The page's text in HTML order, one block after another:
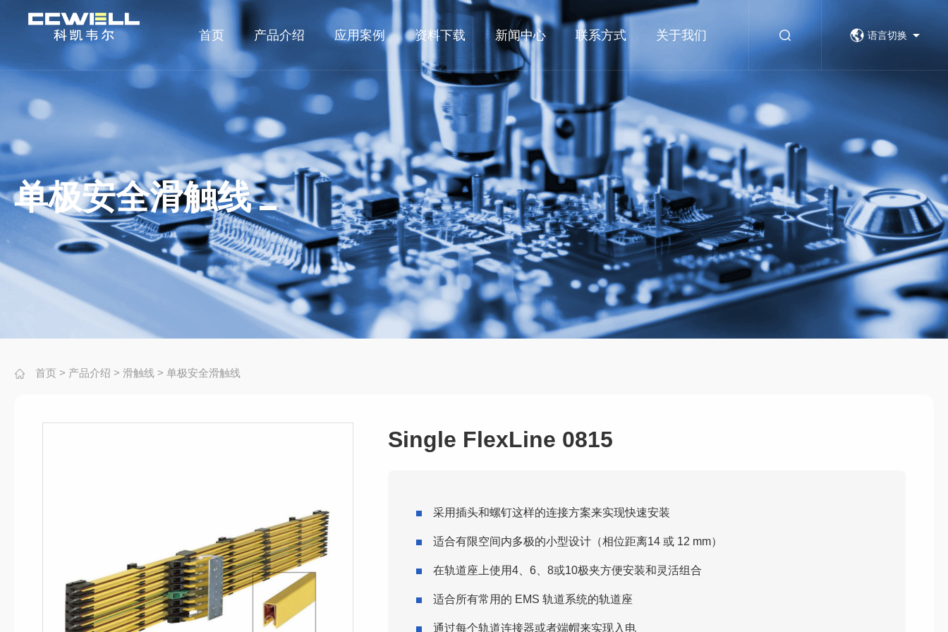
首页 产品介绍 应用案例 资料下载 新闻中心 联系方式 关于我们 语言切换
单极安全滑触线
首页 > 产品介绍 > 滑触线 > 单极安全滑触线
Single FlexLine 0815
采用插头和螺钉这样的连接方案来实现快速安装
适合有限空间内多极的小型设计（相位距离14 或 12 mm）
在轨道座上使用4、6、8或10极夹方便安装和灵活组合
适合所有常用的 EMS 轨道系统的轨道座
通过每个轨道连接器或者端帽来实现入电